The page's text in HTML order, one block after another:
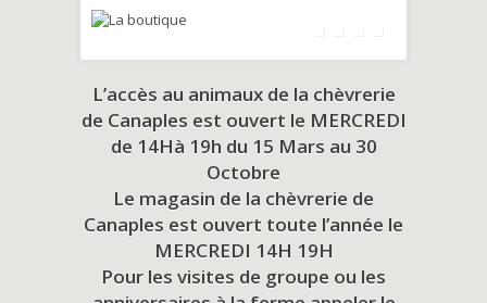
L’accès au animaux de la chèvrerie
de Canaples est ouvert le MERCREDI
de 14Hà 19h du 15 Mars au 30
Octobre
Le magasin de la chèvrerie de
Canaples est ouvert toute l’année le
MERCREDI 14H 19H
Pour les visites de groupe ou les